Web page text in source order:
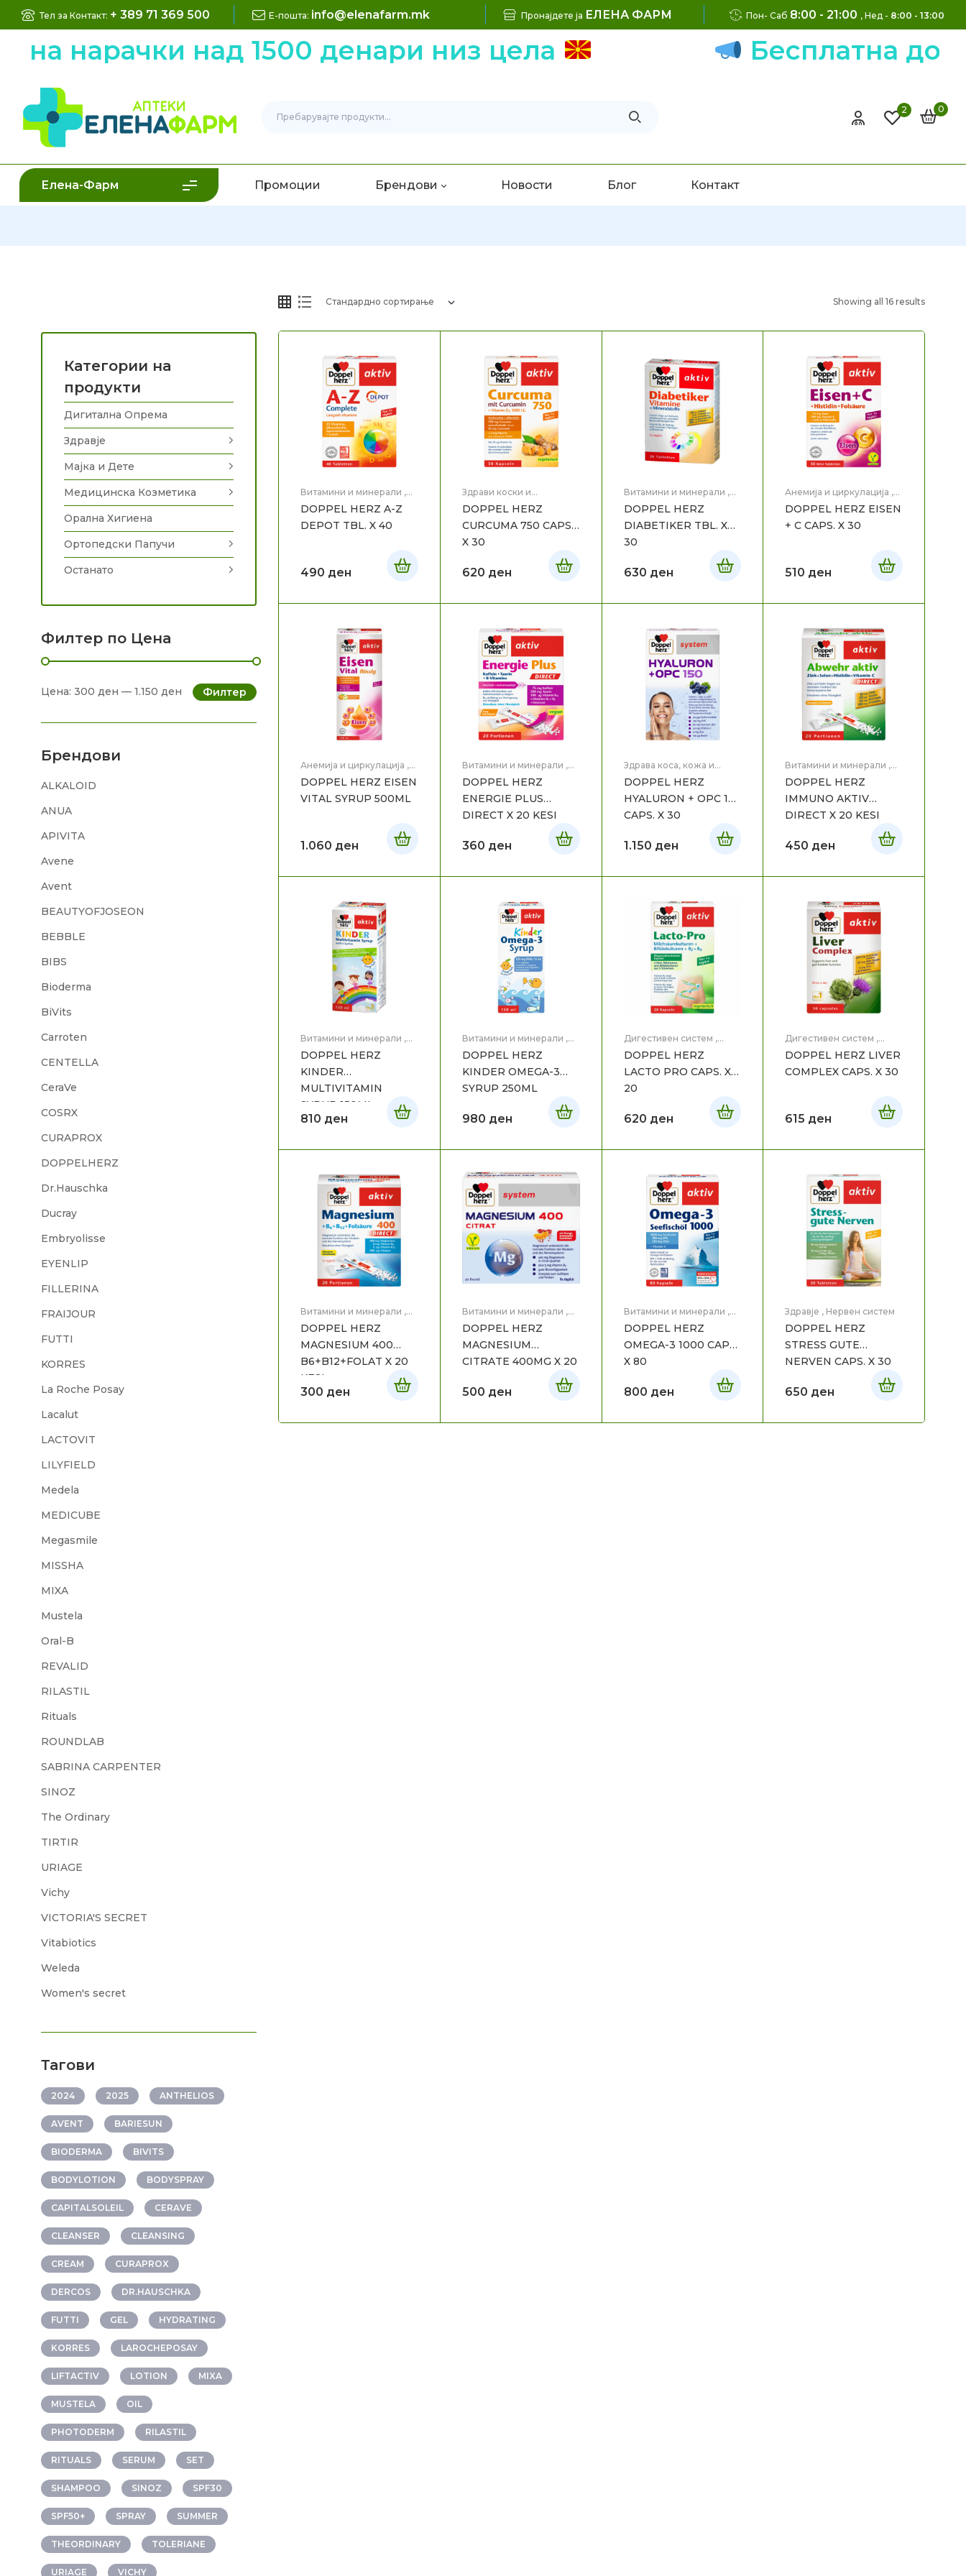
Тел за Контакт: + 389 71 369 500 Е-пошта: info@elenafarm.mk Пронајдете ја ЕЛЕНА ФАРМ Пон- Саб 8:00 - 21:00 , Нед - 8:00 - 13:00
на нарачки над 1500 денари низ цела Бесплатна
2 0
Елена-Фарм Промоции Брендови Новости Блог Контакт
Showing all 16 results
Витамини и минерали ,
DOPPEL HERZ A-Z
DEPOT TBL. X 40
490 ден
Здрави коски и
Здравје
DOPPEL HERZ
CURCUMA 750 CAPS.
X 30
620 ден
Витамини и минерали ,
DOPPEL HERZ
DIABETIKER TBL. X
30
630 ден
Анемија и циркулација ,
DOPPEL HERZ EISEN
+ C CAPS. X 30
510 ден
Анемија и циркулација ,
DOPPEL HERZ EISEN
VITAL SYRUP 500ML
1.060 ден
Витамини и минерали ,
DOPPEL HERZ
ENERGIE PLUS
DIRECT X 20 KESI
360 ден
Здрава коса, кожа и
DOPPEL HERZ
HYALURON + OPC 150
CAPS. X 30
1.150 ден
Витамини и минерали ,
DOPPEL HERZ
IMMUNO AKTIV
DIRECT X 20 KESI
450 ден
Витамини и минерали ,
бебе и дете,Здравје
Мајка и Дете
DOPPEL HERZ
KINDER
MULTIVITAMIN
SYRUP 150ML
810 ден
Витамини и минерали ,
бебе и дете,Здравје
Мајка и Дете
DOPPEL HERZ
KINDER OMEGA-3
SYRUP 250ML
980 ден
Дигестивен систем ,
DOPPEL HERZ
LACTO PRO CAPS. X
20
620 ден
Дигестивен систем ,
DOPPEL HERZ LIVER
COMPLEX CAPS. X 30
615 ден
Витамини и минерали ,
DOPPEL HERZ
MAGNESIUM 400
B6+B12+FOLAT X 20
KESI
300 ден
Витамини и минерали ,
DOPPEL HERZ
MAGNESIUM
CITRATE 400MG X 20
500 ден
Витамини и минерали ,
DOPPEL HERZ
OMEGA-3 1000 CAPS.
X 80
800 ден
Здравје , Нервен систем
DOPPEL HERZ
STRESS GUTE
NERVEN CAPS. X 30
650 ден
Категории на
продукти
Дигитална Опрема
Здравје
Мајка и Дете
Медицинска Козметика
Орална Хигиена
Ортопедски Папучи
Останато
Филтер по Цена
Филтер
Цена: 300 ден — 1.150 ден
Брендови
ALKALOID
ANUA
APIVITA
Avene
Avent
BEAUTYOFJOSEON
BEBBLE
BIBS
Bioderma
BiVits
Carroten
CENTELLA
CeraVe
COSRX
CURAPROX
DOPPELHERZ
Dr.Hauschka
Ducray
Embryolisse
EYENLIP
FILLERINA
FRAIJOUR
FUTTI
KORRES
La Roche Posay
Lacalut
LACTOVIT
LILYFIELD
Medela
MEDICUBE
Megasmile
MISSHA
MIXA
Mustela
Oral-B
REVALID
RILASTIL
Rituals
ROUNDLAB
SABRINA CARPENTER
SINOZ
The Ordinary
TIRTIR
URIAGE
Vichy
VICTORIA'S SECRET
Vitabiotics
Weleda
Women's secret
Тагови
2024 2025 ANTHELIOS
AVENT BARIESUN
BIODERMA BIVITS
BODYLOTION BODYSPRAY
CAPITALSOLEIL CERAVE
CLEANSER CLEANSING
CREAM CURAPROX
DERCOS DR.HAUSCHKA
FUTTI GEL HYDRATING
KORRES LAROCHEPOSAY
LIFTACTIV LOTION MIXA
MUSTELA OIL
PHOTODERM RILASTIL
RITUALS SERUM SET
SHAMPOO SINOZ SPF30
SPF50+ SPRAY SUMMER
THEORDINARY TOLERIANE
URIAGE VICHY